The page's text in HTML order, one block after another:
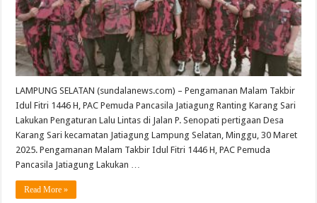
LAMPUNG SELATAN (sundalanews.com) – Pengamanan Malam Takbir
Idul Fitri 1446 H, PAC Pemuda Pancasila Jatiagung Ranting Karang Sari
Lakukan Pengaturan Lalu Lintas di Jalan P. Senopati pertigaan Desa
Karang Sari kecamatan Jatiagung Lampung Selatan, Minggu, 30 Maret
2025. Pengamanan Malam Takbir Idul Fitri 1446 H, PAC Pemuda
Pancasila Jatiagung Lakukan …
Read More »